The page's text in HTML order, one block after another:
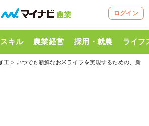
ログイン
キル 農業経営 採用・就農 ライフ
工 > いつでも新鮮なお米ライフを実現するための、新